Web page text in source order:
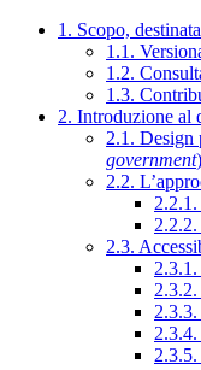
1. Scopo,
1.1.
1.2.
1.3.
2. Introduzione al
2.1. Design
government)
2.2.
2.3.